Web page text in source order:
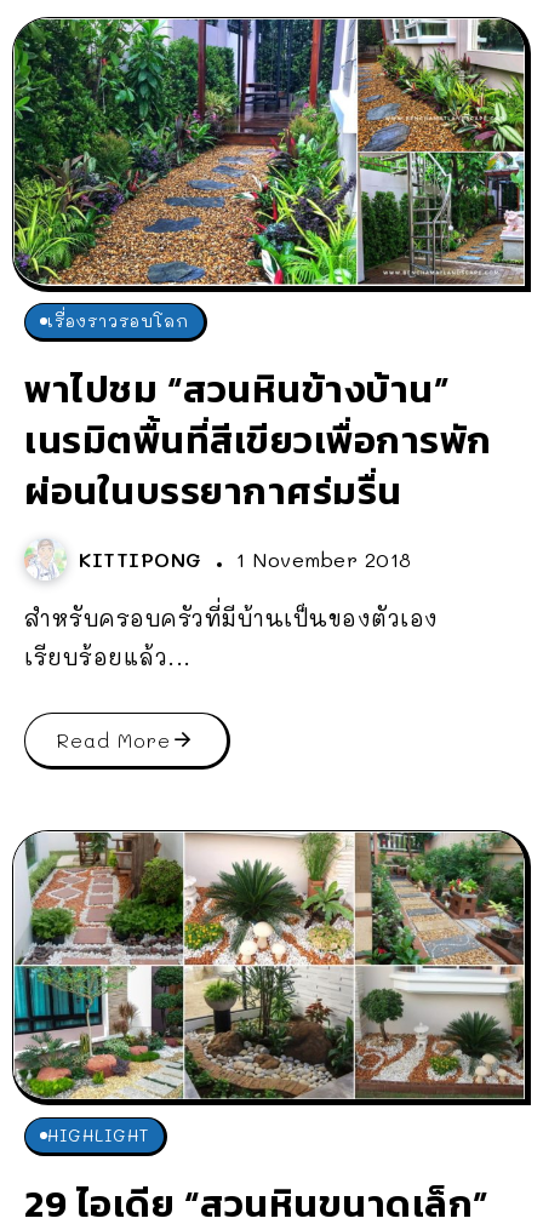
เรื่องราวรอบโลก
พาไปชม “สวนหินข้างบ้าน”
เนรมิตพื้นที่สีเขียวเพื่อการพัก
ผ่อนในบรรยากาศร่มรื่น
KITTIPONG 1 November 2018
สำหรับครอบครัวที่มีบ้านเป็นของตัวเอง
เรียบร้อยแล้ว...
Read More
HIGHLIGHT
29 ไอเดีย “สวนหินขนาดเล็ก”